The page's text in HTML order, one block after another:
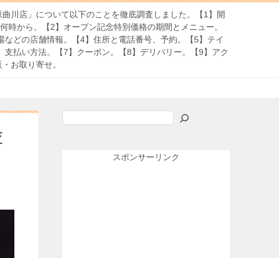
川店」について以下のことを徹底調査しました。【1】開
時から。【2】オープン記念特別価格の期間とメニュー。
などの店舗情報。【4】住所と電話番号、予約。【5】テイ
支払い方法。【7】クーポン。【8】デリバリー。【9】アク
お取り寄せ。
スポンサーリンク